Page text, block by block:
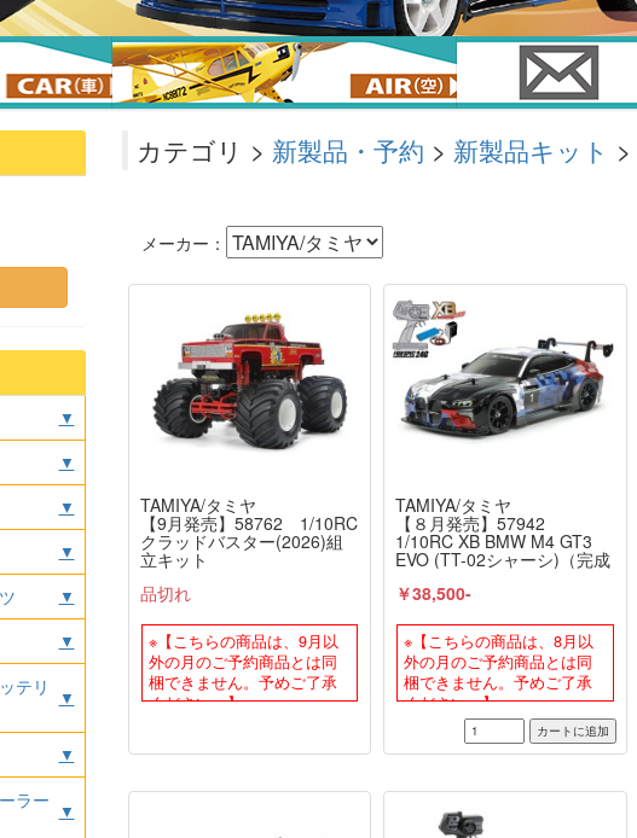
カテゴリ > 新製品・予約 > 新製品キット >
メーカー：
TAMIYA/タミヤ
【9月発売】58762 1/10RC
クラッドバスター(2026)組
立キット
品切れ
※【こちらの商品は、9月以
外の月のご予約商品とは同
梱できません。予めご了承
ください。】
TAMIYA/タミヤ
【８月発売】57942
1/10RC XB BMW M4 GT3
EVO (TT-02シャーシ)（完成
￥38,500-
※【こちらの商品は、8月以
外の月のご予約商品とは同
梱できません。予めご了承
ください。】
▼
▼
▼
▼
▼
▼
テリ
▼
▼
ラー
▼